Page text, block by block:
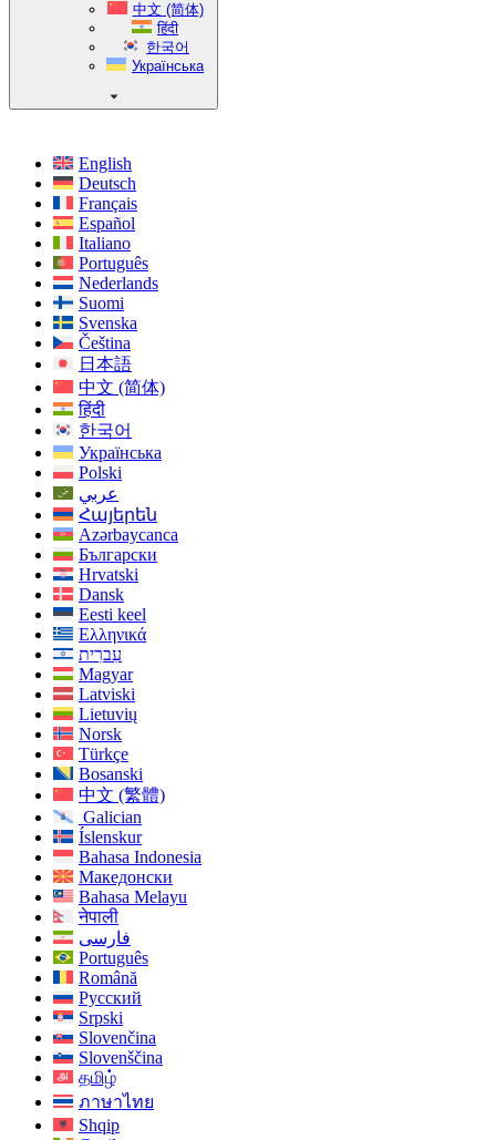
中文 (简体)
हिंदी
한국어
Українська
English
Deutsch
Français
Español
Italiano
Português
Nederlands
Suomi
Svenska
Čeština
日本語
中文 (简体)
हिंदी
한국어
Українська
Polski
عربي
Հայերեն
Azərbaycanca
Български
Hrvatski
Dansk
Eesti keel
Ελληνικά
עִברִית
Magyar
Latviski
Lietuvių
Norsk
Türkçe
Bosanski
中文 (繁體)
Galician
Íslenskur
Bahasa Indonesia
Македонски
Bahasa Melayu
नेपाली
فارسی
Português
Română
Русский
Srpski
Slovenčina
Slovenščina
தமிழ்
ภาษาไทย
Shqip